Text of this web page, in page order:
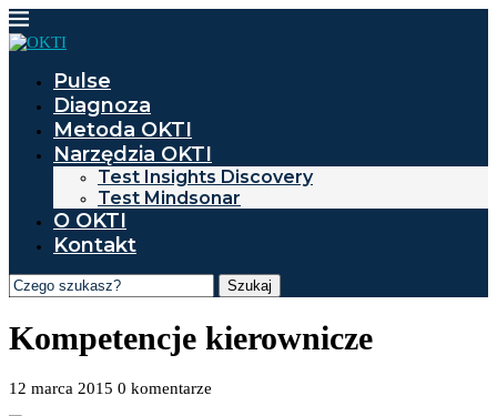
Pulse
Diagnoza
Metoda OKTI
Narzędzia OKTI
Test Insights Discovery
Test Mindsonar
O OKTI
Kontakt
Szukaj
Kompetencje kierownicze
12 marca 2015 0 komentarze